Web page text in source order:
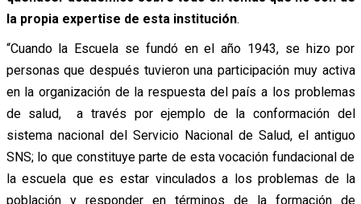
la propia expertise de esta institución.
“Cuando la Escuela se fundó en el año 1943, se hizo por
personas que después tuvieron una participación muy activa
en la organización de la respuesta del país a los problemas
de salud, a través por ejemplo de la conformación del
sistema nacional del Servicio Nacional de Salud, el antiguo
SNS; lo que constituye parte de esta vocación fundacional de
la escuela que es estar vinculados a los problemas de la
población y responder en términos de la formación de